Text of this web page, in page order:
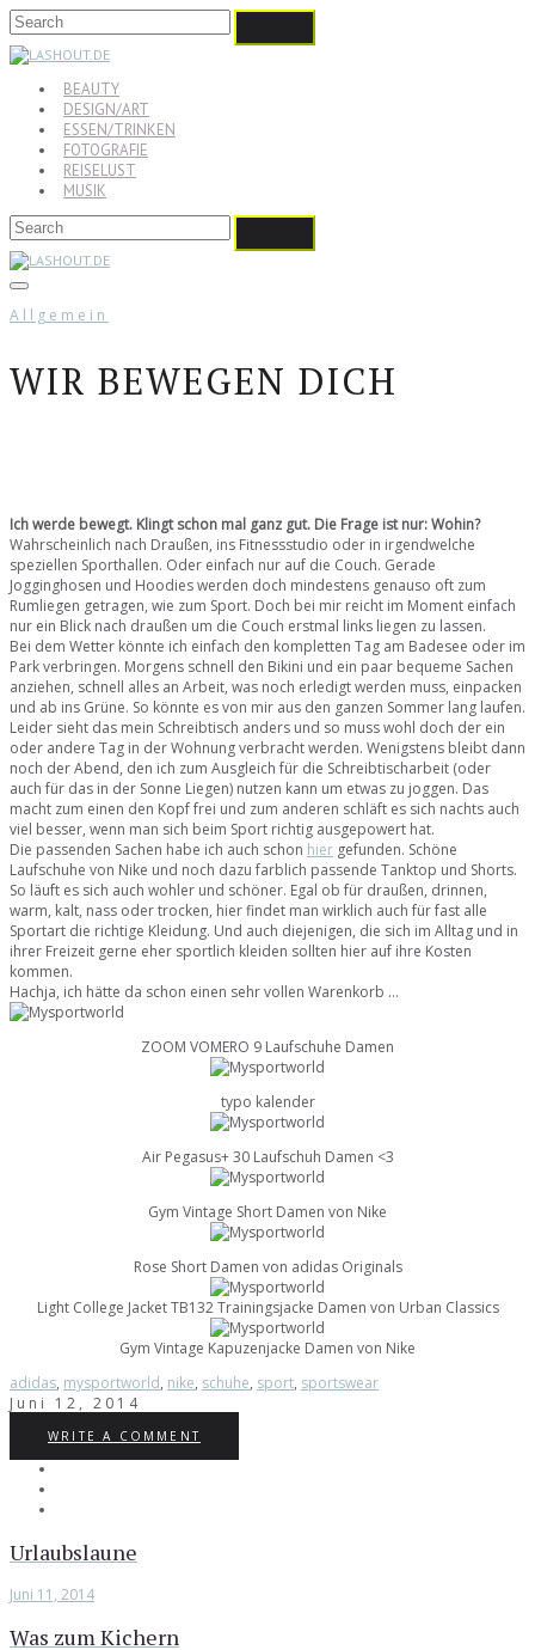
BEAUTY
DESIGN/ART
ESSEN/TRINKEN
FOTOGRAFIE
REISELUST
MUSIK
Allgemein
WIR BEWEGEN DICH
Ich werde bewegt. Klingt schon mal ganz gut. Die Frage ist nur: Wohin?
Wahrscheinlich nach Draußen, ins Fitnessstudio oder in irgendwelche
speziellen Sporthallen. Oder einfach nur auf die Couch. Gerade
Jogginghosen und Hoodies werden doch mindestens genauso oft zum
Rumliegen getragen, wie zum Sport. Doch bei mir reicht im Moment einfach
nur ein Blick nach draußen um die Couch erstmal links liegen zu lassen.
Bei dem Wetter könnte ich einfach den kompletten Tag am Badesee oder im
Park verbringen. Morgens schnell den Bikini und ein paar bequeme Sachen
anziehen, schnell alles an Arbeit, was noch erledigt werden muss, einpacken
und ab ins Grüne. So könnte es von mir aus den ganzen Sommer lang laufen.
Leider sieht das mein Schreibtisch anders und so muss wohl doch der ein
oder andere Tag in der Wohnung verbracht werden. Wenigstens bleibt dann
noch der Abend, den ich zum Ausgleich für die Schreibtischarbeit (oder
auch für das in der Sonne Liegen) nutzen kann um etwas zu joggen. Das
macht zum einen den Kopf frei und zum anderen schläft es sich nachts auch
viel besser, wenn man sich beim Sport richtig ausgepowert hat.
Die passenden Sachen habe ich auch schon hier gefunden. Schöne
Laufschuhe von Nike und noch dazu farblich passende Tanktop und Shorts.
So läuft es sich auch wohler und schöner. Egal ob für draußen, drinnen,
warm, kalt, nass oder trocken, hier findet man wirklich auch für fast alle
Sportart die richtige Kleidung. Und auch diejenigen, die sich im Alltag und in
ihrer Freizeit gerne eher sportlich kleiden sollten hier auf ihre Kosten
kommen.
Hachja, ich hätte da schon einen sehr vollen Warenkorb …
ZOOM VOMERO 9 Laufschuhe Damen
typo kalender
Air Pegasus+ 30 Laufschuh Damen <3
Gym Vintage Short Damen von Nike
Rose Short Damen von adidas Originals
Light College Jacket TB132 Trainingsjacke Damen von Urban Classics
Gym Vintage Kapuzenjacke Damen von Nike
adidas, mysportworld, nike, schuhe, sport, sportswear
Juni 12, 2014
WRITE A COMMENT
Urlaubslaune
Juni 11, 2014
Was zum Kichern